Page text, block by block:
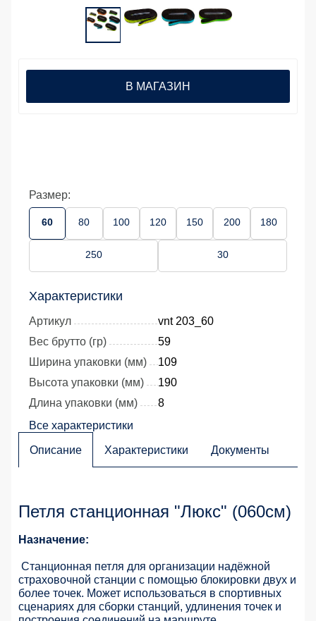
Размер:
60 80 100 120 150 200 180
250 30
Характеристики
Артикул
vnt 203_60
Вес брутто (гр)
59
Ширина упаковки (мм)
109
Высота упаковки (мм)
190
Длина упаковки (мм)
8
Все характеристики
В МАГАЗИН
Описание Характеристики Документы
Петля станционная "Люкс" (060см)
Назначение:
Станционная петля для организации надёжной
страховочной станции с помощью блокировки двух и
более точек. Может использоваться в спортивных
сценариях для сборки станций, удлинения точек и